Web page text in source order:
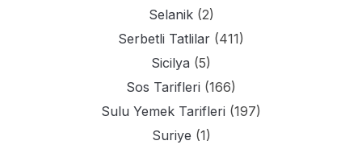
Selanik(2)
Serbetli Tatlilar (411)
Sicilya (5)
Sos Tarifleri (166)
Sulu Yemek Tarifleri (197)
Suriye (1)